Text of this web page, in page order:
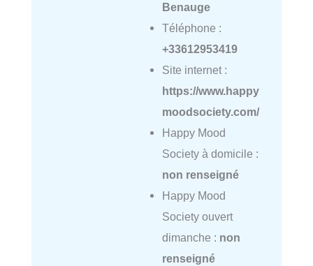
Benauge
Téléphone :
+33612953419
Site internet :
https://www.happy
moodsociety.com/
Happy Mood
Society à domicile :
non renseigné
Happy Mood
Society ouvert
dimanche : non
renseigné